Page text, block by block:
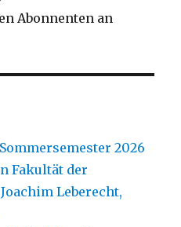
Abonnenten an
2026
Fakultät der
Leberecht,